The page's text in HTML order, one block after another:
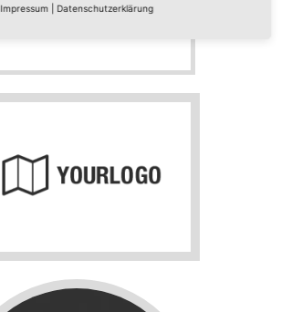
Impressum Datenschutzerklärung